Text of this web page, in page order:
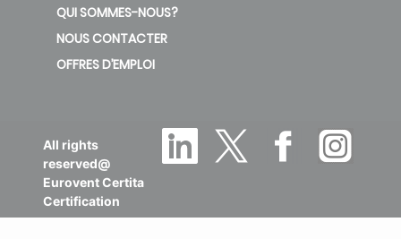
QUI SOMMES-NOUS?
NOUS CONTACTER
OFFRES D’EMPLOI
All rights
reserved@
Eurovent Certita
Certification